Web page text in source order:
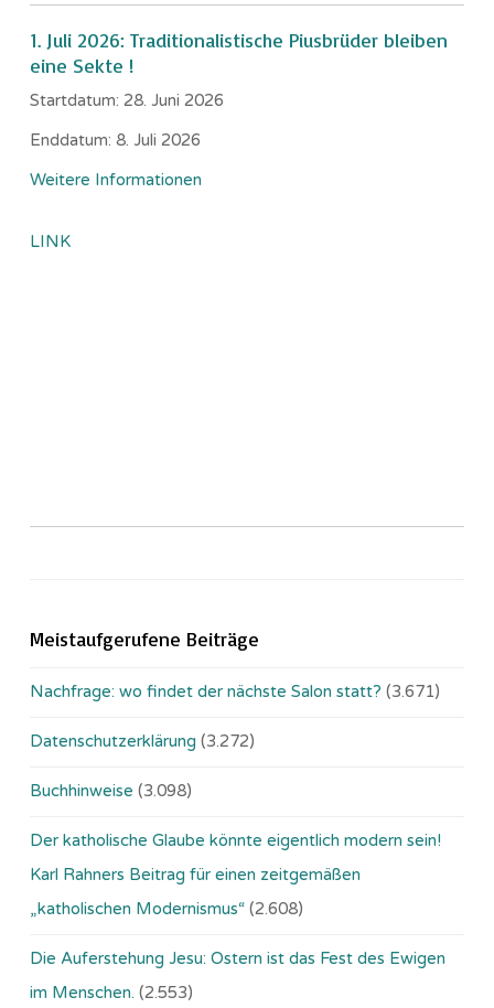
1. Juli 2026: Traditionalistische Piusbrüder bleiben
eine Sekte !
Startdatum: 28. Juni 2026
Enddatum: 8. Juli 2026
Weitere Informationen
LINK
Meistaufgerufene Beiträge
Nachfrage: wo findet der nächste Salon statt? (3.671)
Datenschutzerklärung (3.272)
Buchhinweise (3.098)
Der katholische Glaube könnte eigentlich modern sein!
Karl Rahners Beitrag für einen zeitgemäßen
„katholischen Modernismus“ (2.608)
Die Auferstehung Jesu: Ostern ist das Fest des Ewigen
im Menschen. (2.553)